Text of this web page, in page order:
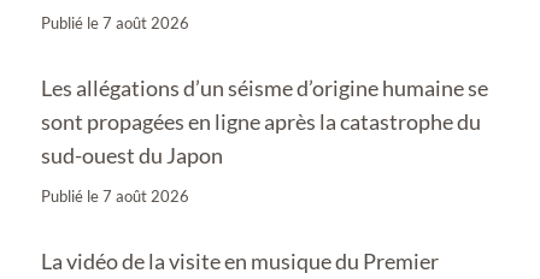
Publié le7 août 2026
Les allégations d’un séisme d’origine humaine se
sont propagées en ligne après la catastrophe du
sud-ouest du Japon
Publié le7 août 2026
La vidéo de la visite en musique du Premier